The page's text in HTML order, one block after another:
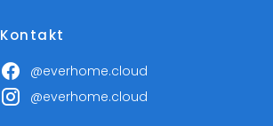
Kontakt
@everhome.cloud
@everhome.cloud